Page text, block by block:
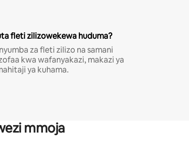
fleti zilizowekewa huduma?
za fleti zilizo na samani
kwa wafanyakazi, makazi ya
ya kuhama.
mmoja